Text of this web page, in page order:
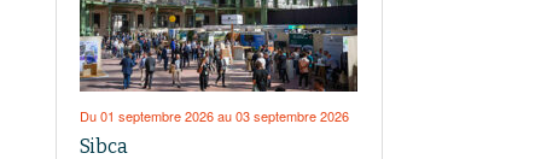
Du 01 septembre 2026 au 03 septembre 2026
Sibca